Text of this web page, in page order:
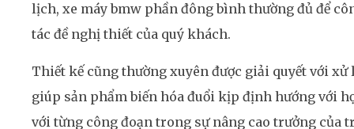
lịch, xe máy bmw phần đông bình thường đủ để
tác đề nghị thiết của quý khách.
Thiết kế cũng thường xuyên được giải quyết với xử
giúp sản phẩm biến hóa đuổi kịp định hướng với
với từng công đoạn trong sự nâng cao trưởng của